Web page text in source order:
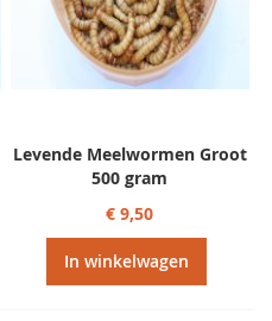
Levende Meelwormen Groot
500 gram
€ 9,50
In winkelwagen